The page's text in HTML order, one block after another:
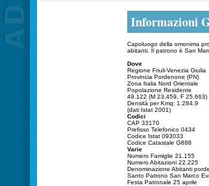
Informazioni
Capoluogo della omonima
abitanti. Il patrono è San
Dove
Regione Friuli-Venezia Giulia
Provincia Pordenone (PN)
Zona Italia Nord Orientale
Popolazione Residente
49.122 (M 23.459, F 25.663)
Densità per Kmq: 1.284,9
(dati Istat 2001)
Codici
CAP 33170
Prefisso Telefonico 0434
Codice Istat 093033
Codice Catastale G888
Varie
Numero Famiglie 21.155
Numero Abitazioni 22.225
Denominazione Abitanti
Santo Patrono San Marco
Festa Patronale 25 aprile